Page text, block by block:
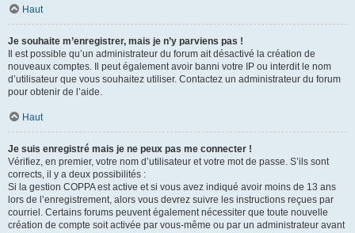
Haut
Je souhaite m’enregistrer, mais je n’y parviens pas !
Il est possible qu’un administrateur du forum ait désactivé la création de
nouveaux comptes. Il peut également avoir banni votre IP ou interdit le nom
d’utilisateur que vous souhaitez utiliser. Contactez un administrateur du forum
pour obtenir de l’aide.
Haut
Je suis enregistré mais je ne peux pas me connecter !
Vérifiez, en premier, votre nom d’utilisateur et votre mot de passe. S’ils sont
corrects, il y a deux possibilités :
Si la gestion COPPA est active et si vous avez indiqué avoir moins de 13 ans
lors de l’enregistrement, alors vous devrez suivre les instructions reçues par
courriel. Certains forums peuvent également nécessiter que toute nouvelle
création de compte soit activée par vous-même ou par un administrateur avant